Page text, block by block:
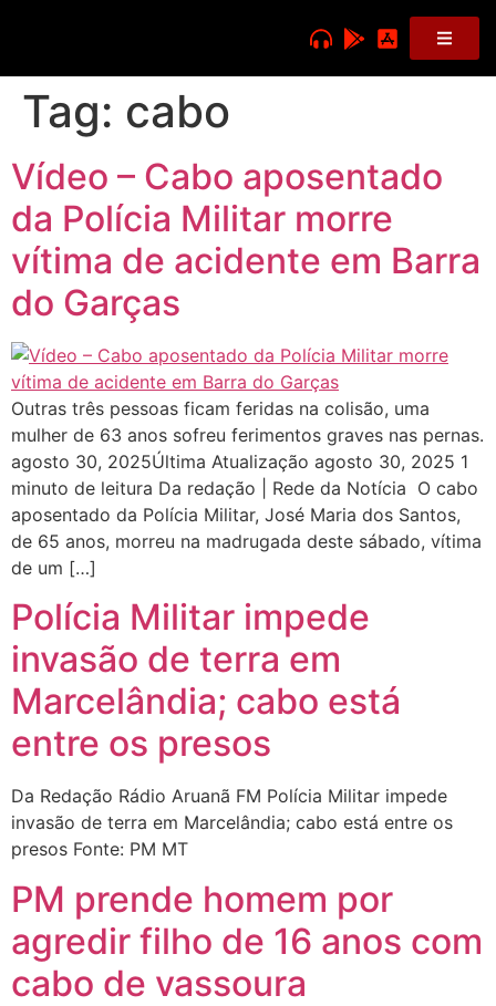
Tag: cabo
Vídeo – Cabo aposentado
da Polícia Militar morre
vítima de acidente em Barra
do Garças
Outras três pessoas ficam feridas na colisão, uma
mulher de 63 anos sofreu ferimentos graves nas pernas.
agosto 30, 2025Última Atualização agosto 30, 2025 1
minuto de leitura Da redação | Rede da Notícia O cabo
aposentado da Polícia Militar, José Maria dos Santos,
de 65 anos, morreu na madrugada deste sábado, vítima
de um […]
Polícia Militar impede
invasão de terra em
Marcelândia; cabo está
entre os presos
Da Redação Rádio Aruanã FM Polícia Militar impede
invasão de terra em Marcelândia; cabo está entre os
presos Fonte: PM MT
PM prende homem por
agredir filho de 16 anos com
cabo de vassoura